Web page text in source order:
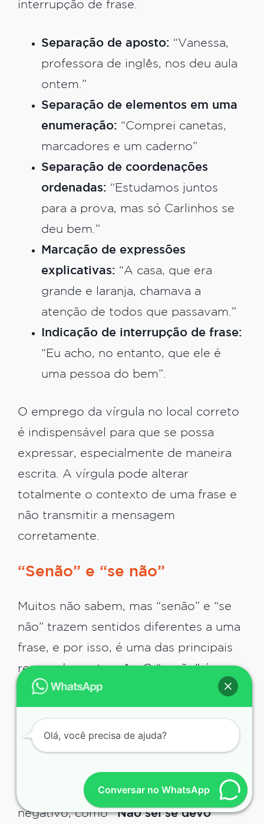
interrupção de frase.
Separação de aposto: “Vanessa,
professora de inglês, nos deu aula
ontem.”
Separação de elementos em uma
enumeração: “Comprei canetas,
marcadores e um caderno”
Separação de coordenações
ordenadas: “Estudamos juntos
para a prova, mas só Carlinhos se
deu bem.”
Marcação de expressões
explicativas: “A casa, que era
grande e laranja, chamava a
atenção de todos que passavam.”
Indicação de interrupção de frase:
“Eu acho, no entanto, que ele é
uma pessoa do bem”.
O emprego da vírgula no local correto
é indispensável para que se possa
expressar, especialmente de maneira
escrita. A vírgula pode alterar
totalmente o contexto de uma frase e
não transmitir a mensagem
corretamente.
“Senão” e “se não”
Muitos não sabem, mas “senão” e “se
não” trazem sentidos diferentes a uma
frase, e por isso, é uma das principais
regras do português. O “senão” é
utilizado como substantivo, ou
também pode ser usado como
conjunção adversativa, por exemplo:
“É melhor falar alto, senão as pessoas
não vão ouvir”. O “se não”, por outro
lado, é utilizado para expressar algo
negativo, como“Não sei se devo
Conversar no WhatsApp
Olá, você precisa de ajuda?